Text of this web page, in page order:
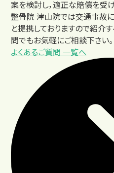
交通事故後の主な症状
案を検討し，適正な賠償を受
整骨院 津山院では交通事故
と提携しておりますので紹介
問でもお気軽にご相談下さい。
よくあるご質問 一覧へ